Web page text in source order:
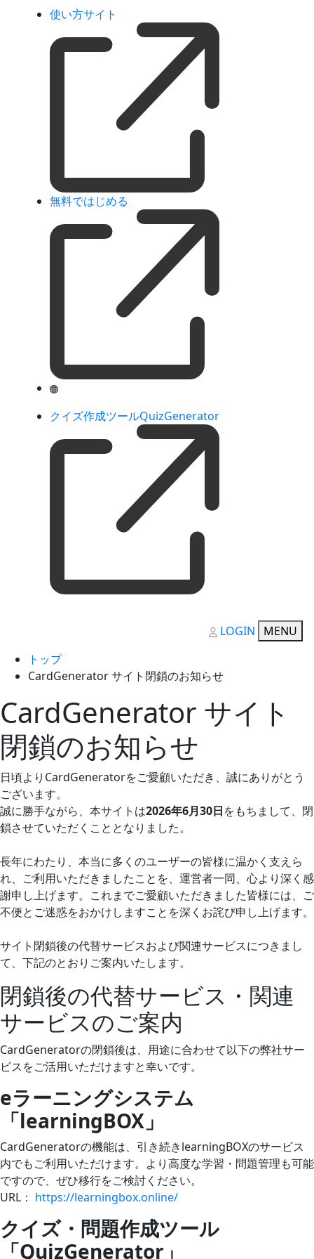
使い方サイト
無料ではじめる
クイズ作成ツールQuizGenerator
LOGIN
MENU
トップ
CardGenerator サイト閉鎖のお知らせ
CardGenerator サイト
閉鎖のお知らせ
日頃よりCardGeneratorをご愛顧いただき、誠にありがとう
ございます。
誠に勝手ながら、本サイトは2026年6月30日をもちまして、閉
鎖させていただくこととなりました。
長年にわたり、本当に多くのユーザーの皆様に温かく支えら
れ、ご利用いただきましたことを、運営者一同、心より深く感
謝申し上げます。これまでご愛顧いただきました皆様には、ご
不便とご迷惑をおかけしますことを深くお詫び申し上げます。
サイト閉鎖後の代替サービスおよび関連サービスにつきまし
て、下記のとおりご案内いたします。
閉鎖後の代替サービス・関連
サービスのご案内
CardGeneratorの閉鎖後は、用途に合わせて以下の弊社サー
ビスをご活用いただけますと幸いです。
eラーニングシステム
「learningBOX」
CardGeneratorの機能は、引き続きlearningBOXのサービス
内でもご利用いただけます。より高度な学習・問題管理も可能
ですので、ぜひ移行をご検討ください。
URL： https://learningbox.online/
クイズ・問題作成ツール
「QuizGenerator」